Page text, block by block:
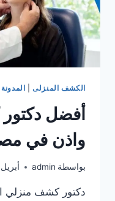
الكشف المنزلى| المدونة
أفضل
واذن في مصر
بواسطة admin أبريل 8,
دكتور كشف منزلي